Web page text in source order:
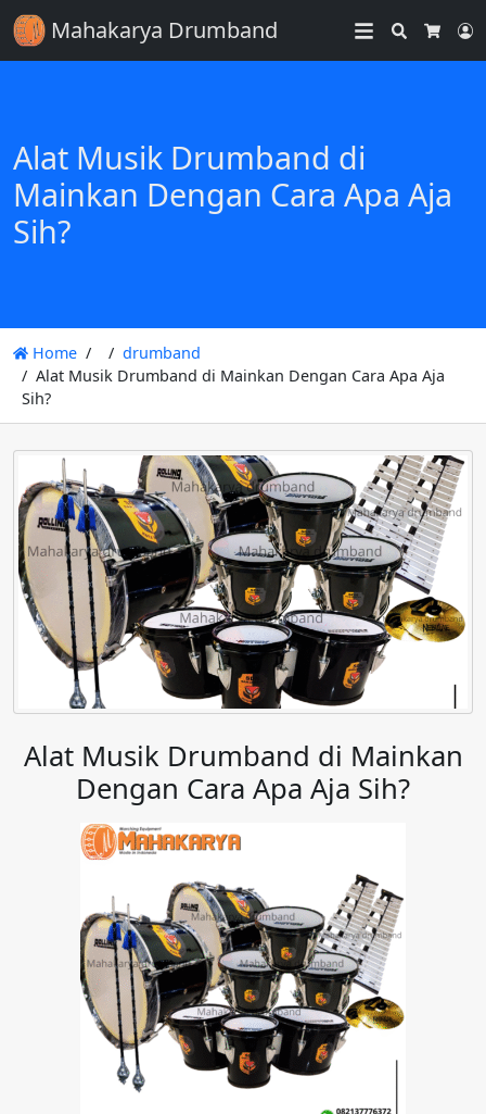
Mahakarya Drumband
Search
Alat Musik Drumband di
Mainkan Dengan Cara Apa Aja
Sih?
Home
drumband
Alat Musik Drumband di Mainkan Dengan Cara Apa Aja
Sih?
Alat Musik Drumband di Mainkan
Dengan Cara Apa Aja Sih?